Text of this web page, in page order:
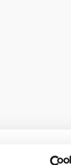
más